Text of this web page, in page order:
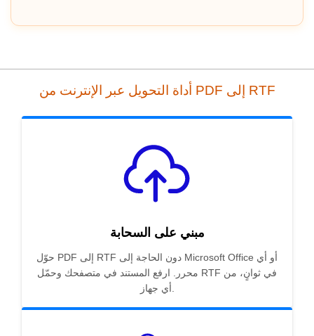
أداة التحويل عبر الإنترنت من PDF إلى RTF
مبني على السحابة
حوّل PDF إلى RTF دون الحاجة إلى Microsoft Office أو أي
محرر. ارفع المستند في متصفحك وحمّل RTF في ثوانٍ، من